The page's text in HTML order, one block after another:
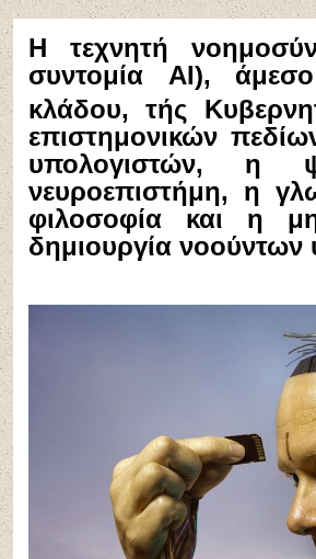
Η τεχνητή
συντομία AI),
κλάδου, τής
επιστημονικών
υπολογιστών, η
νευροεπιστήμη, η
φιλοσοφία και η
δημιουργία